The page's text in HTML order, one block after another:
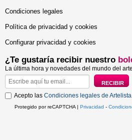
Condiciones legales
Política de privacidad y cookies
Configurar privacidad y cookies
¿Te gustaría recibir nuestro
La última hora y novedades del mundo del
Acepto las Condiciones legales de Artelista
Protegido por reCAPTCHA | Privacidad -